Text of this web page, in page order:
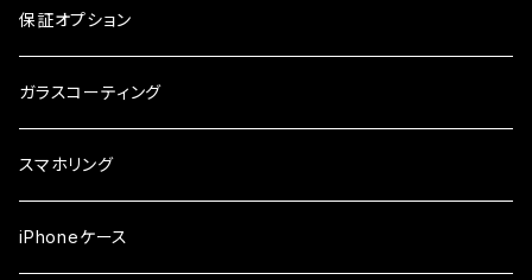
ケース
ガラスフィルム
arrows
ガラスフィルム
シンプルスマホ
ガラスフィルム
らくらくスマホ
ガラスフィルム
OPPO
iPhone
iPhone17e
iPhone17ProMax
Android
保証オプション
ガラスコーティング
スマホリング
iPhoneケース